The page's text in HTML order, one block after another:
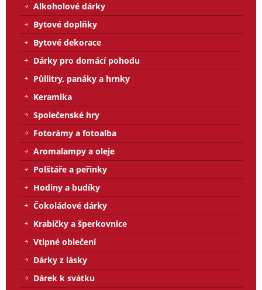
Alkoholové dárky
Bytové doplňky
Bytové dekorace
Dárky pro domácí pohodu
Půllitry, panáky a hrnky
Keramika
Společenské hry
Fotorámy a fotoalba
Aromalampy a oleje
Polštáře a peřinky
Hodiny a budíky
Čokoládové dárky
Krabičky a šperkovnice
Vtipné oblečení
Dárky z lásky
Dárek k svátku